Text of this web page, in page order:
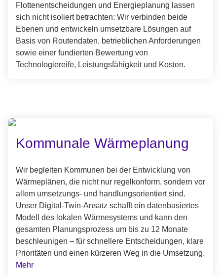
Flottenentscheidungen und Energieplanung lassen
sich nicht isoliert betrachten: Wir verbinden beide
Ebenen und entwickeln umsetzbare Lösungen auf
Basis von Routendaten, betrieblichen Anforderungen
sowie einer fundierten Bewertung von
Technologiereife, Leistungsfähigkeit und Kosten.
Kommunale Wärmeplanung
Wir begleiten Kommunen bei der Entwicklung von
Wärmeplänen, die nicht nur regelkonform, sondern vor
allem umsetzungs‑ und handlungsorientiert sind.
Unser Digital‑Twin‑Ansatz schafft ein datenbasiertes
Modell des lokalen Wärmesystems und kann den
gesamten Planungsprozess um bis zu 12 Monate
beschleunigen – für schnellere Entscheidungen, klare
Prioritäten und einen kürzeren Weg in die Umsetzung.
Mehr